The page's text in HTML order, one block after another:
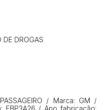
DE DROGAS
/ Marca: GM /
FBP3A26 / Ano fabricação: